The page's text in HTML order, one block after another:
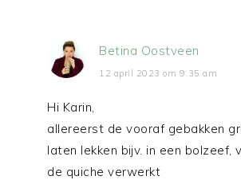
Betina Oostveen
12 april 2023 om 9:35 am
Hi Karin,
allereerst de vooraf gebakken
laten lekken bijv. in een bolzeef,
de quiche verwerkt